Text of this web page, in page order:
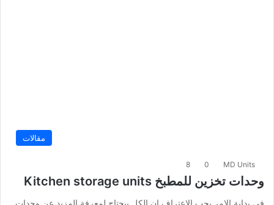
مقالات
MD Units
0
8
وحدات تخزين للمطبخ Kitchen storage units
فى بداية الامر يجب الاعتراف ان الكل بيحتاج لمعرفة المزيد عن وحدات